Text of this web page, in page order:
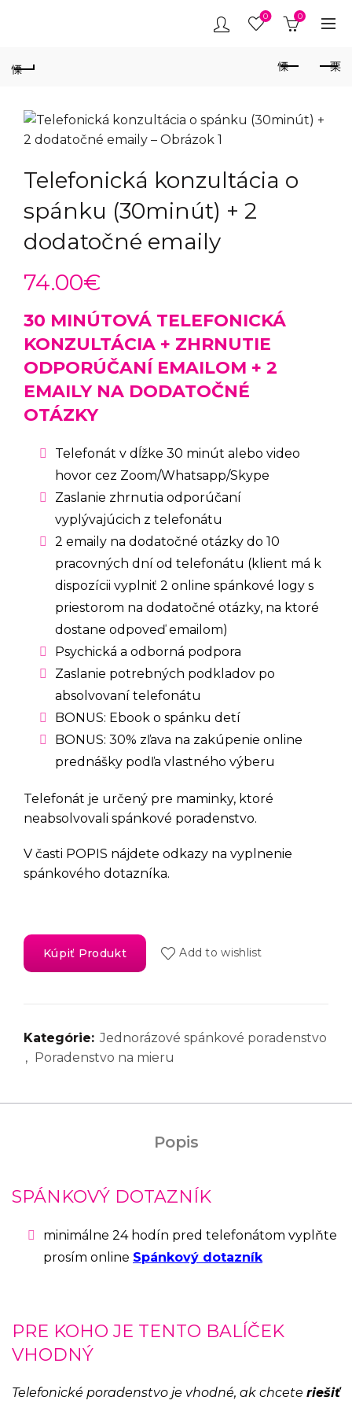
0 0
Telefonická konzultácia o
spánku (30minút) + 2
dodatočné emaily
74.00€
30 MINÚTOVÁ TELEFONICKÁ
KONZULTÁCIA + ZHRNUTIE
ODPORÚČANÍ EMAILOM + 2
EMAILY NA DODATOČNÉ
OTÁZKY
Telefonát v dĺžke 30 minút alebo video
hovor cez Zoom/Whatsapp/Skype
Zaslanie zhrnutia odporúčaní
vyplývajúcich z telefonátu
2 emaily na dodatočné otázky do 10
pracovných dní od telefonátu (klient má k
dispozícii vyplniť 2 online spánkové logy s
priestorom na dodatočné otázky, na ktoré
dostane odpoveď emailom)
Psychická a odborná podpora
Zaslanie potrebných podkladov po
absolvovaní telefonátu
BONUS: Ebook o spánku detí
BONUS: 30% zľava na zakúpenie online
prednášky podľa vlastného výberu
Telefonát je určený pre maminky, ktoré
neabsolvovali spánkové poradenstvo.
V časti POPIS nájdete odkazy na vyplnenie
spánkového dotazníka.
Kúpiť Produkt Add to wishlist
Kategórie: Jednorázové spánkové poradenstvo
, Poradenstvo na mieru
Popis
SPÁNKOVÝ DOTAZNÍK
minimálne 24 hodín pred telefonátom vyplňte
prosím online Spánkový dotazník
PRE KOHO JE TENTO BALÍČEK
VHODNÝ
Telefonické poradenstvo je vhodné, ak chcete riešiť